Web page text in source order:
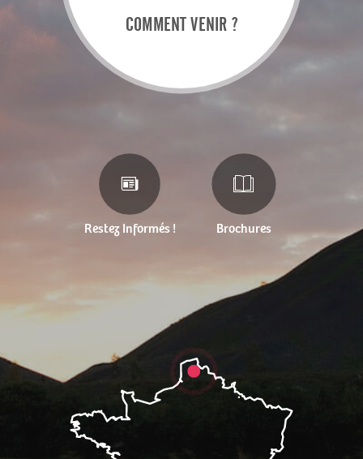
COMMENT VENIR ?
Restez Informés ! Brochures